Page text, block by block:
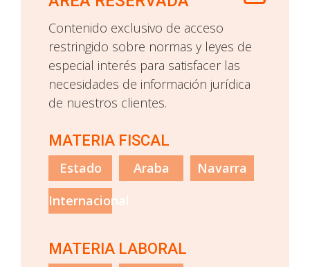
Contenido exclusivo de acceso
restringido sobre normas y leyes de
especial interés para satisfacer las
necesidades de información jurídica
de nuestros clientes.
MATERIA FISCAL
Estado Araba
Navarra
Internacional
MATERIA LABORAL